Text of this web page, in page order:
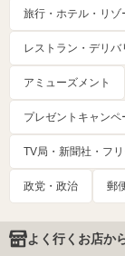
旅行・ホテル・リゾ
レストラン・デリバ
アミューズメント
プレゼントキャンペ
TV局・新聞社・フ
政党・政治 郵
よく行くお店か